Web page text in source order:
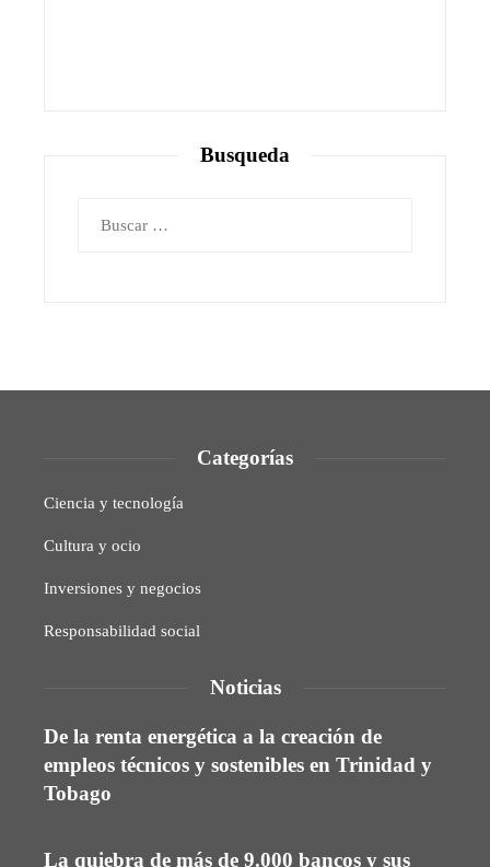
Busqueda
Categorías
Ciencia y tecnología
Cultura y ocio
Inversiones y negocios
Responsabilidad social
Noticias
De la renta energética a la creación de
empleos técnicos y sostenibles en Trinidad y
Tobago
La quiebra de más de 9.000 bancos y sus